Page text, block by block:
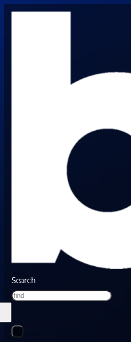
Search